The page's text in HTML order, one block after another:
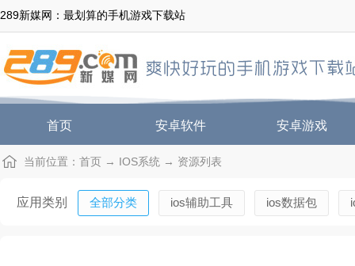
289新媒网：最划算的手机游戏下载站
首页 安卓软件 安卓游戏
当前位置： 首页 → IOS系统 → 资源列表
应用类别 全部分类 ios辅助工具 ios数据包